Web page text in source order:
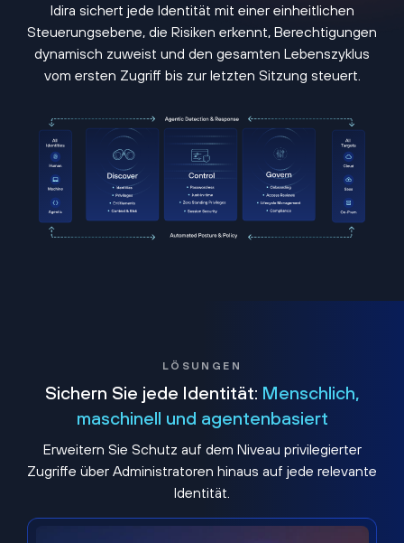
Idira sichert jede Identität mit einer einheitlichen
Steuerungsebene, die Risiken erkennt, Berechtigungen
dynamisch zuweist und den gesamten Lebenszyklus
vom ersten Zugriff bis zur letzten Sitzung steuert.
LÖSUNGEN
Sichern Sie jede Identität: Menschlich,
maschinell und agentenbasiert
Erweitern Sie Schutz auf dem Niveau privilegierter
Zugriffe über Administratoren hinaus auf jede relevante
Identität.